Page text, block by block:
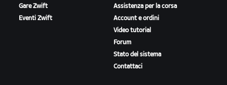
Gare Zwift
Eventi Zwift
Assistenza per la corsa
Account e ordini
Video tutorial
Forum
Stato del sistema
Contattaci